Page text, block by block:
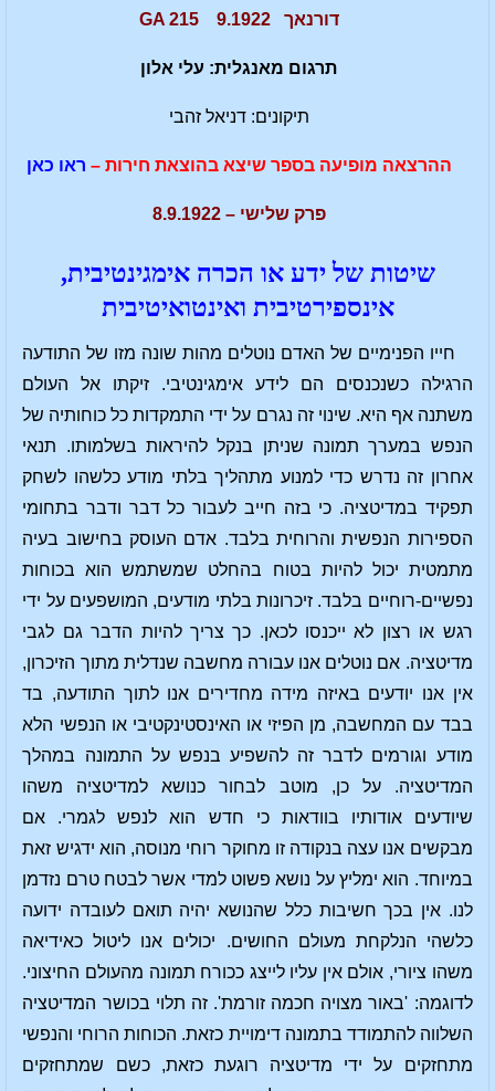
דורנאך 9.1922 GA 215
תרגום מאנגלית: עלי אלון
תיקונים: דניאל זהבי
ההרצאה מופיעה בספר שיצא בהוצאת חירות – ראו כאן
פרק שלישי – 8.9.1922
שיטות של ידע או הכרה אימגינטיבית,
אינספירטיבית ואינטואיטיבית
חייו הפנימיים של האדם נוטלים מהות שונה מזו של התודעה
הרגילה כשנכנסים הם לידע אימגינטיבי. זיקתו אל העולם
משתנה אף היא. שינוי זה נגרם על ידי התמקדות כל כוחותיה של
הנפש במערך תמונה שניתן בנקל להיראות בשלמותו. תנאי
אחרון זה נדרש כדי למנוע מתהליך בלתי מודע כלשהו לשחק
תפקיד במדיטציה. כי בזה חייב לעבור כל דבר ודבר בתחומי
הספירות הנפשית והרוחית בלבד. אדם העוסק בחישוב בעיה
מתמטית יכול להיות בטוח בהחלט שמשתמש הוא בכוחות
נפשיים-רוחיים בלבד. זיכרונות בלתי מודעים, המושפעים על ידי
רגש או רצון לא ייכנסו לכאן. כך צריך להיות הדבר גם לגבי
מדיטציה. אם נוטלים אנו עבורה מחשבה שנדלית מתוך הזיכרון,
אין אנו יודעים באיזה מידה מחדירים אנו לתוך התודעה, בד
בבד עם המחשבה, מן הפיזי או האינסטינקטיבי או הנפשי הלא
מודע וגורמים לדבר זה להשפיע בנפש על התמונה במהלך
המדיטציה. על כן, מוטב לבחור כנושא למדיטציה משהו
שיודעים אודותיו בוודאות כי חדש הוא לנפש לגמרי. אם
מבקשים אנו עצה בנקודה זו מחוקר רוחי מנוסה, הוא ידגיש זאת
במיוחד. הוא ימליץ על נושא פשוט למדי אשר לבטח טרם נזדמן
לנו. אין בכך חשיבות כלל שהנושא יהיה תואם לעובדה ידועה
כלשהי הנלקחת מעולם החושים. יכולים אנו ליטול כאידיאה
משהו ציורי, אולם אין עליו לייצג ככורח תמונה מהעולם החיצוני.
לדוגמה: 'באור מצויה חכמה זורמת'. זה תלוי בכושר המדיטציה
השלווה להתמודד בתמונה דימויית כזאת. הכוחות הרוחי והנפשי
מתחזקים על ידי מדיטציה רוגעת כזאת, כשם שמתחזקים